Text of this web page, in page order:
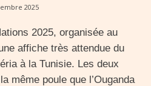
2025
2025, organisée au
affiche très attendue du
à la Tunisie. Les deux
même poule que l’Ouganda